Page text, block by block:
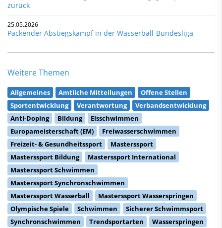
zurück
25.05.2026
Packender Abstiegskampf in der Wasserball-Bundesliga
Weitere Themen
Allgemeines Amtliche Mitteilungen
Offene Stellen
Sportentwicklung
Verantwortung
Verbandsentwicklung
Anti-Doping
Bildung
Eisschwimmen
Europameisterschaft (EM)
Freiwasserschwimmen
Freizeit- & Gesundheitssport
Masterssport
Masterssport Bildung
Masterssport International
Masterssport Schwimmen
Masterssport Synchronschwimmen
Masterssport Wasserball
Masterssport Wasserspringen
Olympische Spiele
Schwimmen
Sicherer Schwimmsport
Synchronschwimmen
Trendsportarten Wasserspringen